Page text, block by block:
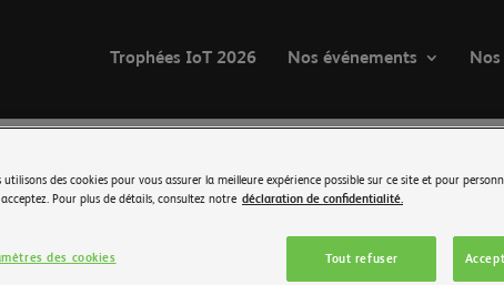
Trophées IoT 2026 Nos événements
2025
utilisons des cookies pour vous assurer la meilleure expérience possible sur ce site et pour
Pour plus de détails, consultez notre déclaration de confidentialité.
Tout refuser
des cookies